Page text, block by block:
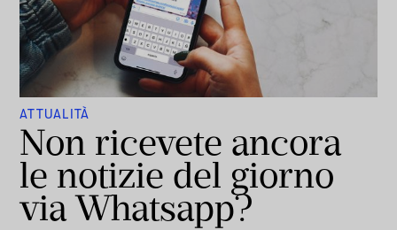
ATTUALITÀ
Non ricevete ancora
le notizie del giorno
via Whatsapp?